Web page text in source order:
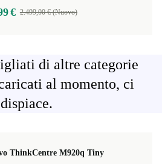
€ 2.499,00 € (Nuovo)
di altre categorie
al momento, ci
dispiace.
ThinkCentre M920q Tiny